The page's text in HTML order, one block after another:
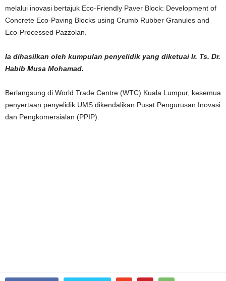
melalui inovasi bertajuk Eco-Friendly Paver Block: Development of
Concrete Eco-Paving Blocks using Crumb Rubber Granules and
Eco-Processed Pazzolan.
Ia dihasilkan oleh kumpulan penyelidik yang diketuai Ir. Ts. Dr.
Habib Musa Mohamad.
Berlangsung di World Trade Centre (WTC) Kuala Lumpur, kesemua
penyertaan penyelidik UMS dikendalikan Pusat Pengurusan Inovasi
dan Pengkomersialan (PPIP).